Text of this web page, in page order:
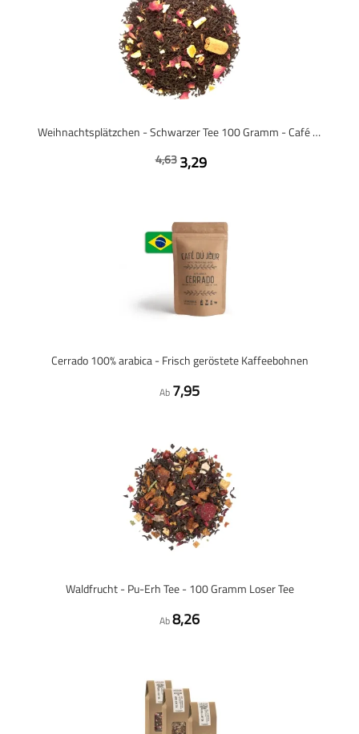
Weihnachtsplätzchen - Schwarzer Tee 100 Gramm - Café du Jour loser Tee
4,63 3,29
Cerrado 100% arabica - Frisch geröstete Kaffeebohnen
Ab 7,95
Waldfrucht - Pu-Erh Tee - 100 Gramm Loser Tee
Ab8,26